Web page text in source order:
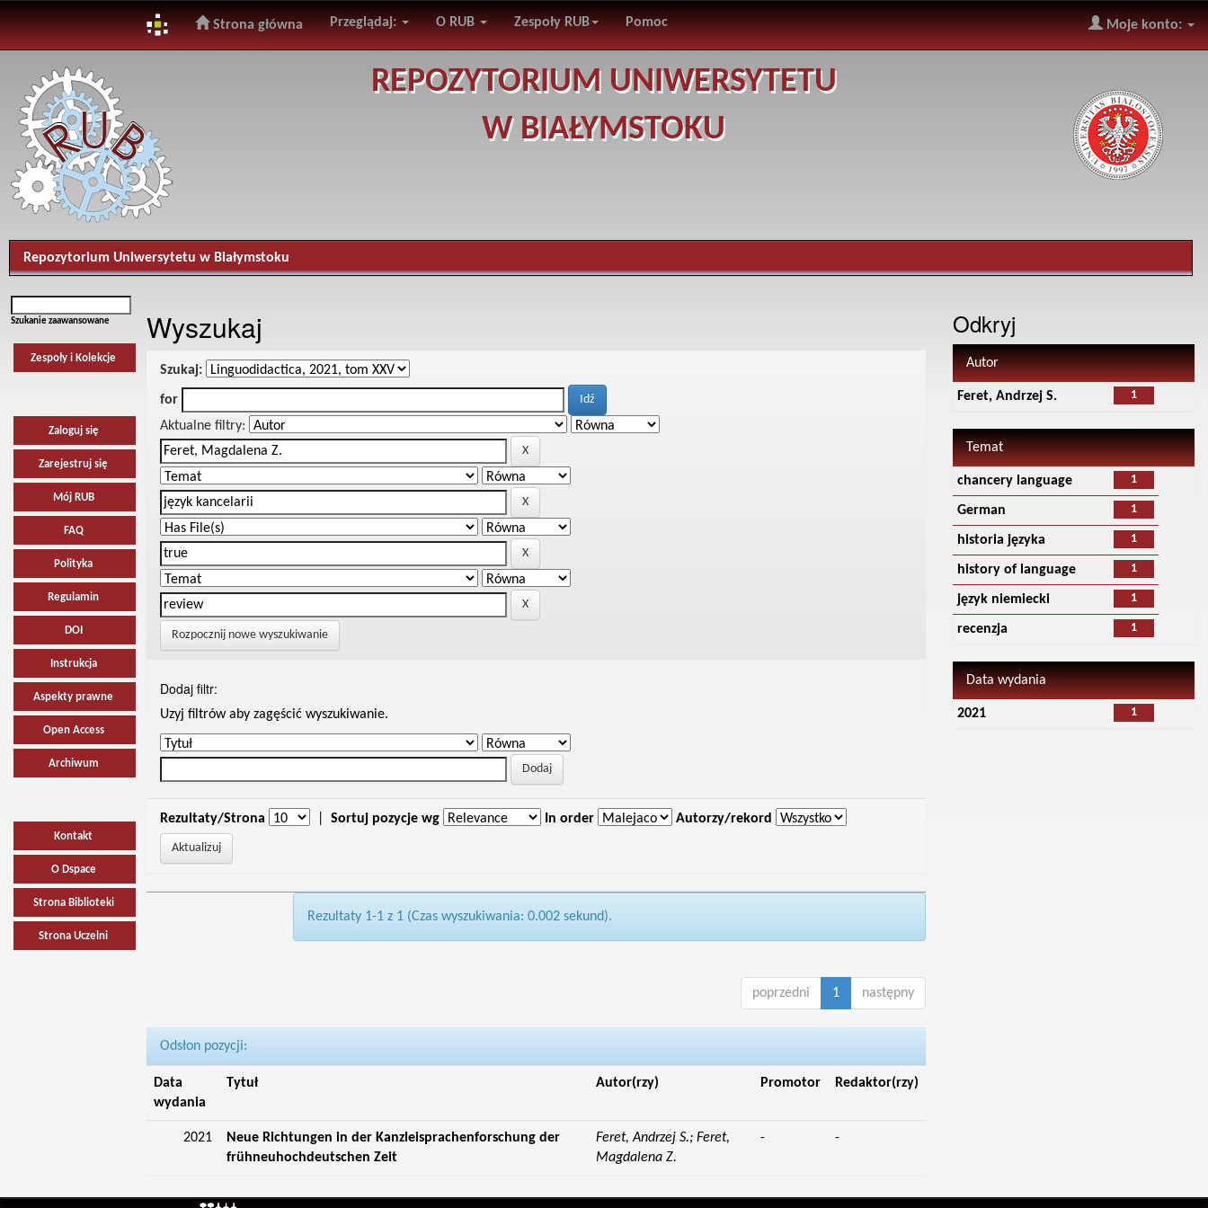
navigation
Strona główna Przeglądaj: O RUB Zespoły RUB Pomoc Moje konto:
REPOZYTORIUM UNIWERSYTETU
W BIAŁYMSTOKU
Repozytorium Uniwersytetu w Białymstoku
Szukanie zaawansowane
Zespoły i Kolekcje
Zaloguj się
Zarejestruj się
Mój RUB
FAQ
Polityka
Regulamin
DOI
Instrukcja
Aspekty prawne
Open Access
Archiwum
Kontakt
O Dspace
Strona Biblioteki
Strona Uczelni
Wyszukaj
Szukaj:
for
Aktualne filtry:
Rozpocznij nowe wyszukiwanie
Dodaj filtr:
Uzyj filtrów aby zagęścić wyszukiwanie.
Rezultaty/Strona Sortuj pozycje wg In order Autorzy/rekord
Rezultaty 1-1 z 1 (Czas wyszukiwania: 0.002 sekund).
poprzedni 1 następny
Odsłon pozycji:
Data
wydania
Tytuł Autor(rzy) Promotor Redaktor(rzy)
2021
Neue Richtungen in der Kanzleisprachenforschung der
frühneuhochdeutschen Zeit
Feret, Andrzej S.; Feret,
Magdalena Z.
- -
Odkryj
Autor
1
Feret, Andrzej S.
Temat
1
chancery language
1
German
1
historia języka
1
history of language
1
język niemiecki
1
recenzja
Data wydania
1
2021